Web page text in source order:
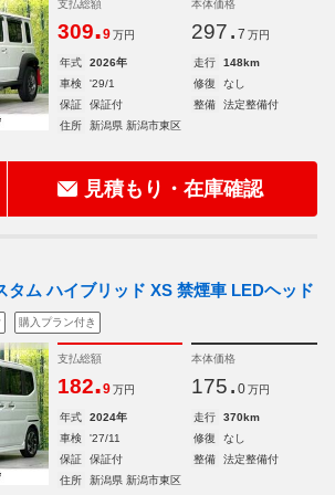
支払総額
309.9 万円
本体価格
297. 7 万円
年式 2026年 走行
148km
車検
'29/1 修復
なし
保証
保証付 整備
法定整備付
住所
新潟県 新潟市東区
見積もり・在庫確認
タム ハイブリッド XS 禁煙車 LEDヘッド
購入プラン付き
支払総額
182.9 万円
本体価格
175. 0 万円
年式 2024年 走行
370km
車検
'27/11 修復
なし
保証
保証付 整備
法定整備付
住所
新潟県 新潟市東区